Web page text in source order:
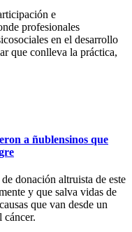
e
profesionales
en el desarrollo
que conlleva la práctica,
a ñublensinos que
donación altruista de este
y que salva vidas de
que van desde un
cáncer.